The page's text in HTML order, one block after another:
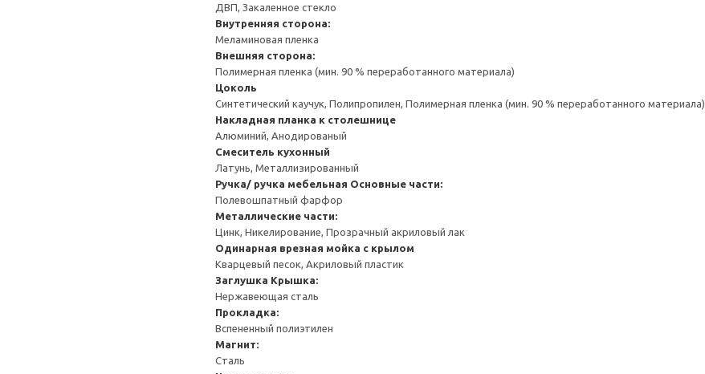
ДВП, Закаленное стекло
Внутренняя сторона:
Меламиновая пленка
Внешняя сторона:
Полимерная пленка (мин. 90 % переработанного материала)
Цоколь
Синтетический каучук, Полипропилен, Полимерная пленка (мин. 90 % переработанного материала)
Накладная планка к столешнице
Алюминий, Анодированый
Смеситель кухонный
Латунь, Металлизированный
Ручка/ ручка мебельная Основные части:
Полевошпатный фарфор
Металлические части:
Цинк, Никелирование, Прозрачный акриловый лак
Одинарная врезная мойка с крылом
Кварцевый песок, Акриловый пластик
Заглушка Крышка:
Нержавеющая сталь
Прокладка:
Вспененный полиэтилен
Магнит:
Сталь